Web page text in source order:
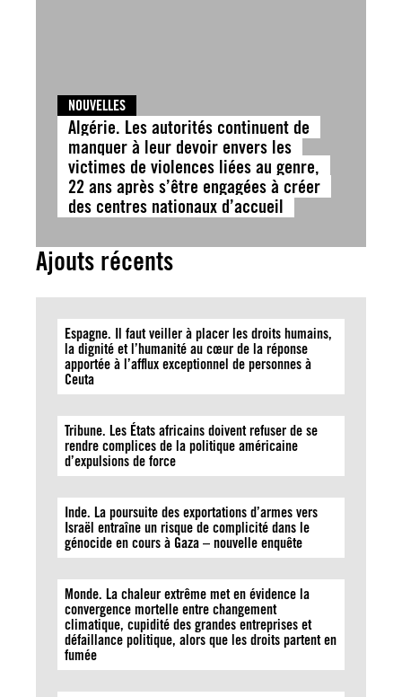
NOUVELLES
Algérie. Les autorités continuent de
manquer à leur devoir envers les
victimes de violences liées au genre,
22 ans après s’être engagées à créer
des centres nationaux d’accueil
Ajouts récents
Espagne. Il faut veiller à placer les droits humains,
la dignité et l’humanité au cœur de la réponse
apportée à l’afflux exceptionnel de personnes à
Ceuta
Tribune. Les États africains doivent refuser de se
rendre complices de la politique américaine
d’expulsions de force
Inde. La poursuite des exportations d’armes vers
Israël entraîne un risque de complicité dans le
génocide en cours à Gaza – nouvelle enquête
Monde. La chaleur extrême met en évidence la
convergence mortelle entre changement
climatique, cupidité des grandes entreprises et
défaillance politique, alors que les droits partent en
fumée